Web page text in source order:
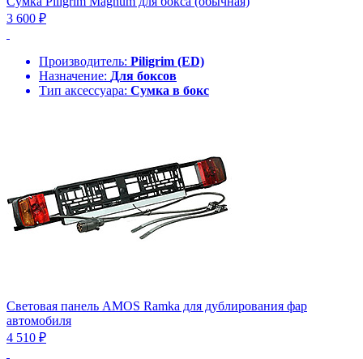
3 600 ₽
Производитель: Piligrim (ED)
Назначение: Для боксов
Тип аксессуара: Сумка в бокс
Световая панель AMOS Ramka для дублирования фар
автомобиля
4 510 ₽